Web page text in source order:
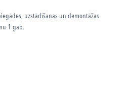
uzstādīšanas un demontāžas
1 gab.